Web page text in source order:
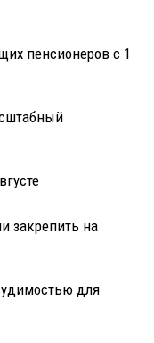
пенсионеров с 1
закрепить на
для